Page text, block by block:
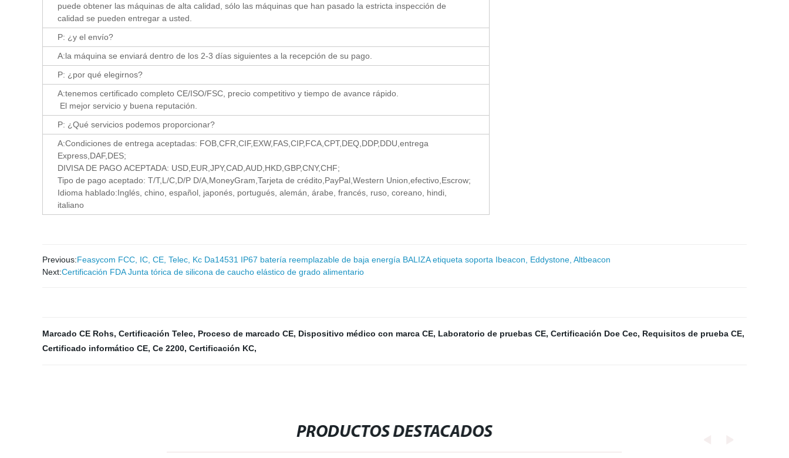
puede obtener las máquinas de alta calidad, sólo las máquinas que han pasado la estricta inspección de
calidad se pueden entregar a usted.
P: ¿y el envío?
A:la máquina se enviará dentro de los 2-3 días siguientes a la recepción de su pago.
P: ¿por qué elegirnos?
A:tenemos certificado completo CE/ISO/FSC, precio competitivo y tiempo de avance rápido.
El mejor servicio y buena reputación.
P: ¿Qué servicios podemos proporcionar?
A:Condiciones de entrega aceptadas: FOB,CFR,CIF,EXW,FAS,CIP,FCA,CPT,DEQ,DDP,DDU,entrega
Express,DAF,DES;
DIVISA DE PAGO ACEPTADA: USD,EUR,JPY,CAD,AUD,HKD,GBP,CNY,CHF;
Tipo de pago aceptado: T/T,L/C,D/P D/A,MoneyGram,Tarjeta de crédito,PayPal,Western Union,efectivo,Escrow;
Idioma hablado:Inglés, chino, español, japonés, portugués, alemán, árabe, francés, ruso, coreano, hindi,
italiano
Previous:Feasycom FCC, IC, CE, Telec, Kc Da14531 IP67 batería reemplazable de baja energía BALIZA etiqueta soporta Ibeacon, Eddystone, Altbeacon
Next:Certificación FDA Junta tórica de silicona de caucho elástico de grado alimentario
Marcado CE Rohs, Certificación Telec, Proceso de marcado CE, Dispositivo médico con marca CE, Laboratorio de pruebas CE, Certificación Doe Cec, Requisitos de prueba CE,
Certificado informático CE, Ce 2200, Certificación KC,
PRODUCTOS DESTACADOS